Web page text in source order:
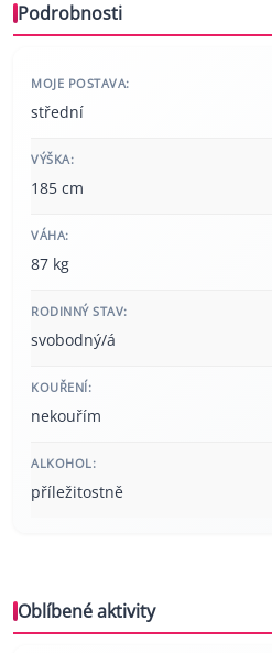
Podrobnosti
MOJE POSTAVA:
střední
VÝŠKA:
185 cm
VÁHA:
87 kg
RODINNÝ STAV:
svobodný/á
KOUŘENÍ:
nekouřím
ALKOHOL:
příležitostně
Oblíbené aktivity